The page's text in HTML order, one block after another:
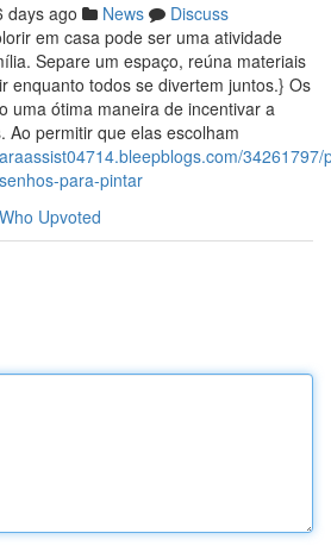
days ago News
Discuss
em casa pode ser uma atividade
Separe um espaço, reúna materiais
enquanto todos se divertem juntos.} Os
uma ótima maneira de incentivar a
Ao permitir que elas escolham
34261797/
para-pintar
Who Upvoted